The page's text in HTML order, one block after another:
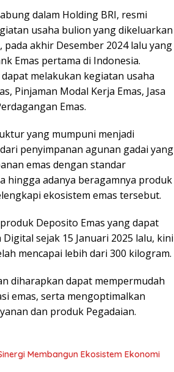
dalam Holding BRI, resmi
usaha bulion yang dikeluarkan
pada akhir Desember 2024 lalu yang
Emas pertama di Indonesia.
melakukan kegiatan usaha
Pinjaman Modal Kerja Emas, Jasa
Emas.
yang mumpuni menjadi
penyimpanan agunan gadai yang
emas dengan standar
hingga adanya beragamnya produk
ekosistem emas tersebut.
Deposito Emas yang dapat
sejak 15 Januari 2025 lalu, kini
mencapai lebih dari 300 kilogram.
diharapkan dapat mempermudah
emas, serta mengoptimalkan
dan produk Pegadaian.
Membangun Ekosistem Ekonomi